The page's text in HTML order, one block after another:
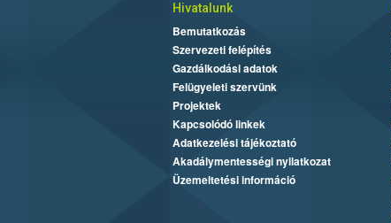
Hivatalunk
Bemutatkozás
Szervezeti felépítés
Gazdálkodási adatok
Felügyeleti szervünk
Projektek
Kapcsolódó linkek
Adatkezelési tájékoztató
Akadálymentességi nyilatkozat
Üzemeltetési információ